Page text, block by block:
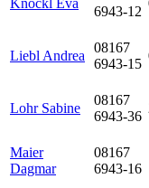
Knöckl Eva
6943-12
Liebl Andrea
08167
6943-15
Lohr Sabine
08167
6943-36
Maier
Dagmar
08167
6943-16